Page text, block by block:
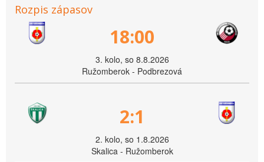
Rozpis zápasov
18:00
3. kolo, so 8.8.2026
Ružomberok - Podbrezová
2:1
2. kolo, so 1.8.2026
Skalica - Ružomberok